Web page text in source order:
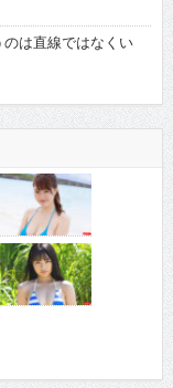
は直線ではなくい